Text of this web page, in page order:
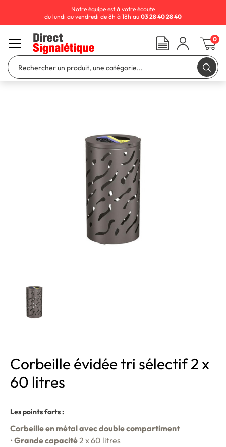
Corbeille évidée tri sélectif 2 x
60 litres
Les points forts :
Corbeille en métal avec double compartiment
• Grande capacité2 x 60 litres
Notre équipe est à votre écoute
du lundi au vendredi de 8h à 18h au 03 28 40 28 40
0